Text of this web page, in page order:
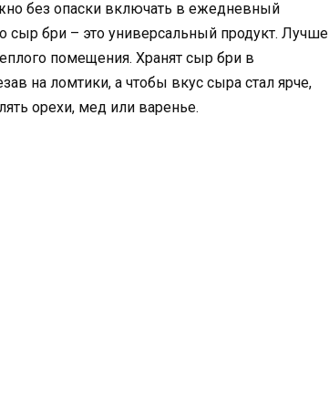
без опаски включать в ежедневный
сыр бри – это универсальный продукт. Лучше
помещения. Хранят сыр бри в
на ломтики, а чтобы вкус сыра стал ярче,
орехи, мед или варенье.